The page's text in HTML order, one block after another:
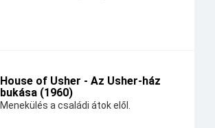
House of Usher - Az Usher-ház
bukása (1960)
Menekülés a családi átok elől.